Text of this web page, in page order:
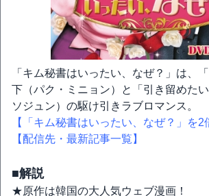
「キム秘書はいったい、なぜ？」は、
下（パク・ミニョン）と「引き留めた
ソジュン）の駆け引きラブロマンス。
【「キム秘書はいったい、なぜ？」を2
【配信先・最新記事一覧】
■解説
★原作は韓国の大人気ウェブ漫画！